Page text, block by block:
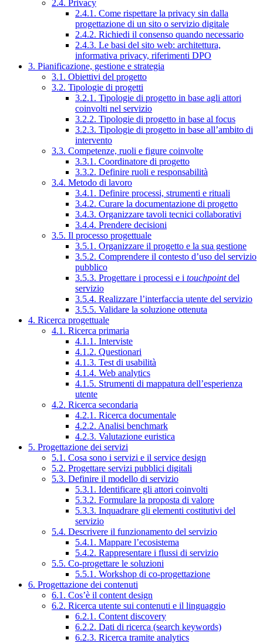
2.4. Privacy
2.4.1. Come rispettare la privacy sin dalla
progettazione di un sito o servizio digitale
2.4.2. Richiedi il consenso quando necessario
2.4.3. Le basi del sito web: architettura,
informativa privacy, riferimenti DPO
3. Pianificazione, gestione e strategia
3.1. Obiettivi del progetto
3.2. Tipologie di progetti
3.2.1. Tipologie di progetto in base agli attori
coinvolti nel servizio
3.2.2. Tipologie di progetto in base al focus
3.2.3. Tipologie di progetto in base all’ambito di
intervento
3.3. Competenze, ruoli e figure coinvolte
3.3.1. Coordinatore di progetto
3.3.2. Definire ruoli e responsabilità
3.4. Metodo di lavoro
3.4.1. Definire processi, strumenti e rituali
3.4.2. Curare la documentazione di progetto
3.4.3. Organizzare tavoli tecnici collaborativi
3.4.4. Prendere decisioni
3.5. Il processo progettuale
3.5.1. Organizzare il progetto e la sua gestione
3.5.2. Comprendere il contesto d’uso del servizio
pubblico
3.5.3. Progettare i processi e i touchpointdel
servizio
3.5.4. Realizzare l’interfaccia utente del servizio
3.5.5. Validare la soluzione ottenuta
4. Ricerca progettuale
4.1. Ricerca primaria
4.1.1. Interviste
4.1.2. Questionari
4.1.3. Test di usabilità
4.1.4. Web analytics
4.1.5. Strumenti di mappatura dell’esperienza
utente
4.2. Ricerca secondaria
4.2.1. Ricerca documentale
4.2.2. Analisi benchmark
4.2.3. Valutazione euristica
5. Progettazione dei servizi
5.1. Cosa sono i servizi e il service design
5.2. Progettare servizi pubblici digitali
5.3. Definire il modello di servizio
5.3.1. Identificare gli attori coinvolti
5.3.2. Formulare la proposta di valore
5.3.3. Inquadrare gli elementi costitutivi del
servizio
5.4. Descrivere il funzionamento del servizio
5.4.1. Mappare l’ecosistema
5.4.2. Rappresentare i flussi di servizio
5.5. Co-progettare le soluzioni
5.5.1. Workshop di co-progettazione
6. Progettazione dei contenuti
6.1. Cos’è il content design
6.2. Ricerca utente sui contenuti e il linguaggio
6.2.1. Content discovery
6.2.2. Dati di ricerca (search keywords)
6.2.3. Ricerca tramite analytics